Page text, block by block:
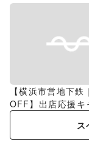
【横浜市営地下鉄
OFF】出店応援キ
特集
ス